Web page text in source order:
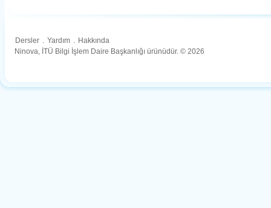
Dersler . Yardım . Hakkında
Ninova, İTÜ Bilgi İşlem Daire Başkanlığı ürünüdür. © 2026